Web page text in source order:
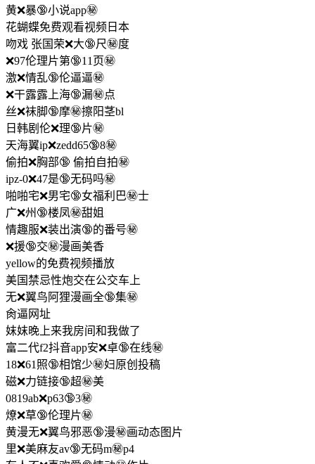
黄❌暴🔞小说app㊙️
花蝴蝶免费观看视频日本
吻戏 张国荣❌大🔞尺㊙️度
❌97伦理片第🔞11页㊙️
激❌情乱🔞伦逼逼㊙️
❌干露露上海🔞漏㊙️点
丝❌袜脚🔞摩㊙️擦阳茎bl
日韩剧伦❌理🔞片㊙️
天海翼ip❌zedd65🔞8㊙️
偷拍❌胸部🔞 偷拍自拍㊙️
ipz-0❌47是🔞无码吗㊙️
啪啪宅❌男宅🔞女福利巴㊙️士
广❌州🔞楼凤㊙️甜姐
情趣服❌装出演🔞的番号㊙️
❌援🔞交㊙️漫画美香
yellow的免费视频播放
美国禁忌性炮交在公交车上
无❌翼鸟阿狸漫画全🔞集㊙️
肏逼网址
妺妺晚上来我房间和我做了
富二代f2抖音app安❌卓🔞在线㊙️
18❌61照🔞相馆少㊙️妇原创投稿
磁❌力链接🔞超㊙️美
0819ab❌p63🔞3㊙️
燎❌草🔞伦理片㊙️
黄漫无❌翼鸟邪恶🔞漫㊙️画动态图片
里❌美麻友av🔞无码m㊙️p4